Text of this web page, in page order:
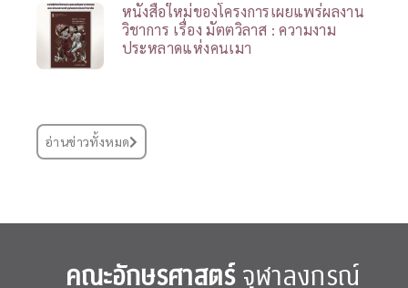
หนังสือใหม่ของโครงการเผยแพร่ผลงาน
วิชาการ เรื่อง มัตตวิลาส : ความงาม
ประหลาดแห่งคนเมา
อ่านข่าวทั้งหมด
คณะอักษรศาสตร์จุฬาลงกรณ์